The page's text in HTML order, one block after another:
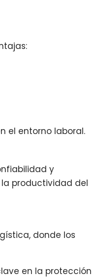
el entorno laboral.
y
la productividad del
donde los
en la protección